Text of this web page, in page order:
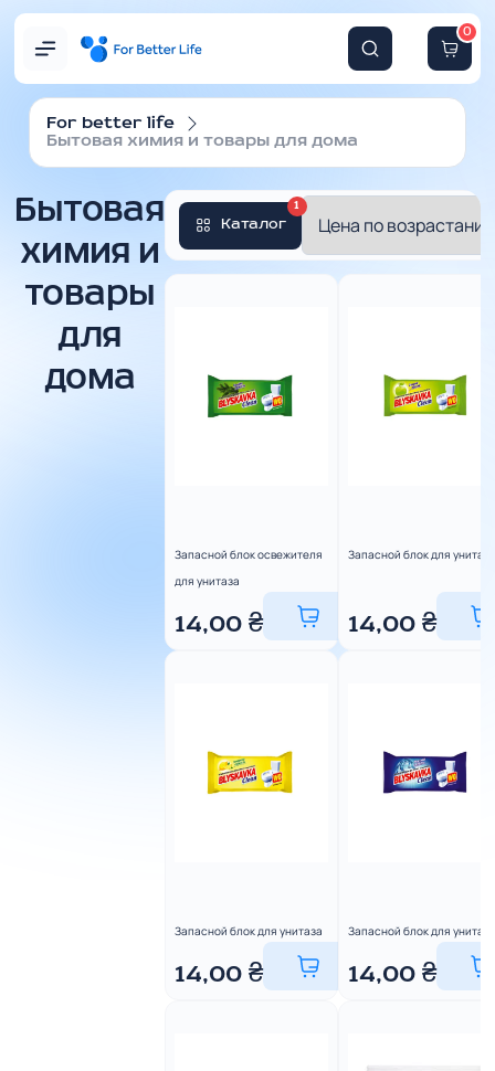
0
For better life
Бытовая химия и товары для дома
Бытовая
химия и
товары
для
дома
Каталог
1
Запасной блок освежителя
для унитаза
14,00 ₴
Запасной блок для
14,00₴
Запасной блок для унитаза
14,00 ₴
Запасной блок для
14,00₴